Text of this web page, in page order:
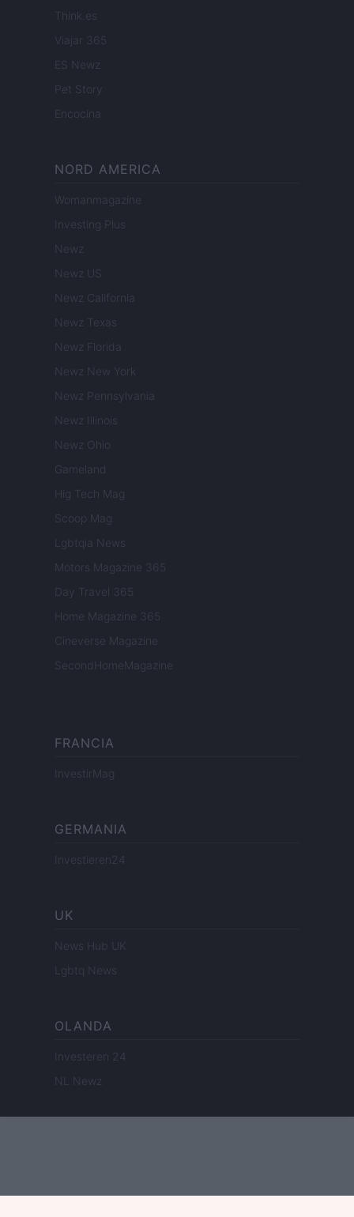
Think.es
Viajar 365
ES Newz
Pet Story
Encocina
NORD AMERICA
Womanmagazine
Investing Plus
Newz
Newz US
Newz California
Newz Texas
Newz Florida
Newz New York
Newz Pennsylvania
Newz Illinois
Newz Ohio
Gameland
Hig Tech Mag
Scoop Mag
Lgbtqia News
Motors Magazine 365
Day Travel 365
Home Magazine 365
Cineverse Magazine
SecondHomeMagazine
FRANCIA
InvestirMag
GERMANIA
Investieren24
UK
News Hub UK
Lgbtq News
OLANDA
Investeren 24
NL Newz